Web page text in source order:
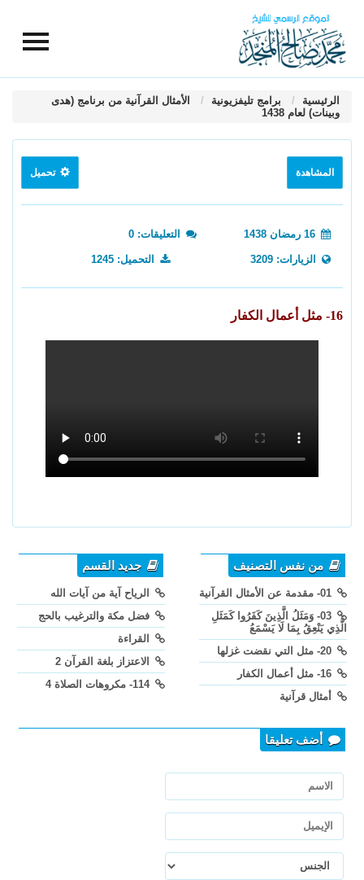
الرئيسية برامج تليفزيونية
الأمثال القرآنية من برنامج (هدى
وبينات) لعام 1438
المشاهدة تحميل
التعليقات: 0
الزيارات: 3209 التحميل: 1245
16- مثل أعمال الكفار
من نفس التصنيف
03- وَمَثَلُ الَّذِينَ كَفَرُوا كَمَثَلِ
الَّذِي يَنْعِقُ بِمَا لَا يَسْمَعُ
أمثال قرآنية
جديد القسم
الرياح آية من آيات الله
فضل مكة والترغيب بالحج
القراءة
الاعتزاز بلغة القرآن 2
114- مكروهات الصلاة 4
أضف تعليقا